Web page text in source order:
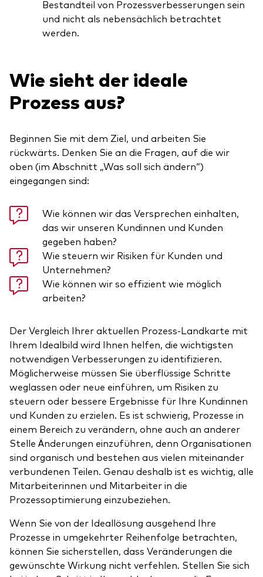
Bestandteil von Prozessverbesserungen sein
und nicht als nebensächlich betrachtet
werden.
Wie sieht der ideale
Prozess aus?
Beginnen Sie mit dem Ziel, und arbeiten Sie
rückwärts. Denken Sie an die Fragen, auf die wir
oben (im Abschnitt „Was soll sich ändern“)
eingegangen sind:
Wie können wir das Versprechen einhalten,
das wir unseren Kundinnen und Kunden
gegeben haben?
Wie steuern wir Risiken für Kunden und
Unternehmen?
Wie können wir so effizient wie möglich
arbeiten?
Der Vergleich Ihrer aktuellen Prozess-Landkarte mit
Ihrem Idealbild wird Ihnen helfen, die wichtigsten
notwendigen Verbesserungen zu identifizieren.
Möglicherweise müssen Sie überflüssige Schritte
weglassen oder neue einführen, um Risiken zu
steuern oder bessere Ergebnisse für Ihre Kundinnen
und Kunden zu erzielen. Es ist schwierig, Prozesse in
einem Bereich zu verändern, ohne auch an anderer
Stelle Änderungen einzuführen, denn Organisationen
sind organisch und bestehen aus vielen miteinander
verbundenen Teilen. Genau deshalb ist es wichtig, alle
Mitarbeiterinnen und Mitarbeiter in die
Prozessoptimierung einzubeziehen.
Wenn Sie von der Ideallösung ausgehend Ihre
Prozesse in umgekehrter Reihenfolge betrachten,
können Sie sicherstellen, dass Veränderungen die
gewünschte Wirkung nicht verfehlen. Stellen Sie sich